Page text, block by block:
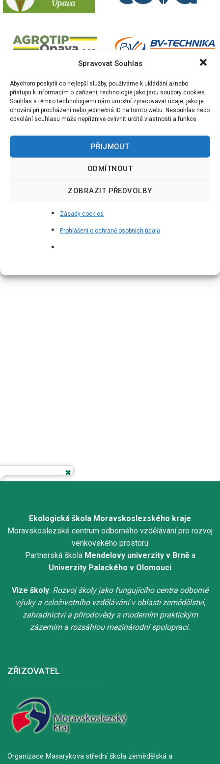
Spravovat Souhlas
Abychom poskytli co nejlepší služby, používáme k ukládání a/nebo
přístupu k informacím o zařízení, technologie jako jsou soubory cookies.
Souhlas s těmito technologiemi nám umožní zpracovávat údaje, jako je
chování při procházení nebo jedinečná ID na tomto webu. Nesouhlas nebo
odvolání souhlasu může nepříznivě ovlivnit určité vlastnosti a funkce.
PŘIJMOUT
ODMÍTNOUT
ZOBRAZIT PŘEDVOLBY
Zásady cookies
Prohlášení o ochraně osobních údajů
Ekologická škola Moravskoslezského kraje
Moravskoslezské centrum odborného vzdělávání pro rozvoj
venkovského prostoru
Partnerská škola Mendelovy univerzity v Brněa
Univerzity Palackého v Olomouci
Vize školy: Rozvoj školy jako fungujícího centra odborné
výuky a celoživotního vzdělávání v oblasti zemědělství,
zahradnictví a přírodovědy s moderním praktickým
zázemím a rozsáhlou mezinárodní spoluprací.
ZŘIZOVATEL
Organizace Masarykova střední škola zemědělská a